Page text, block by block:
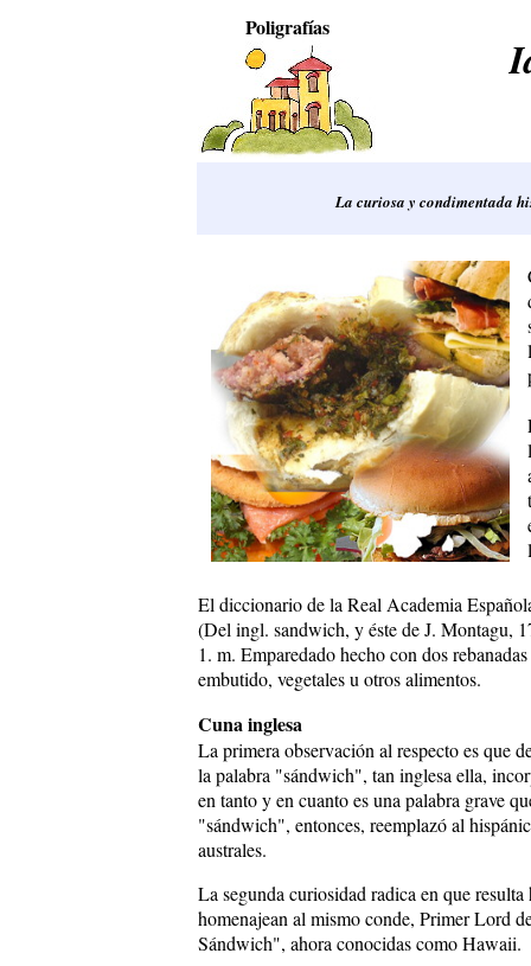
Poligrafías
La curiosa y condimentada
El diccionario de la Real Academia
(Del ingl. sandwich, y éste de J. Montagu,
1. m. Emparedado hecho con dos
embutido, vegetales u otros alimentos.
Cuna inglesa
La primera observación al respecto es que
la palabra "sándwich", tan inglesa ella,
en tanto y en cuanto es una palabra grave
"sándwich", entonces, reemplazó al
australes.
La segunda curiosidad radica en que
homenajean al mismo conde, Primer Lord
Sándwich", ahora conocidas como Hawaii.